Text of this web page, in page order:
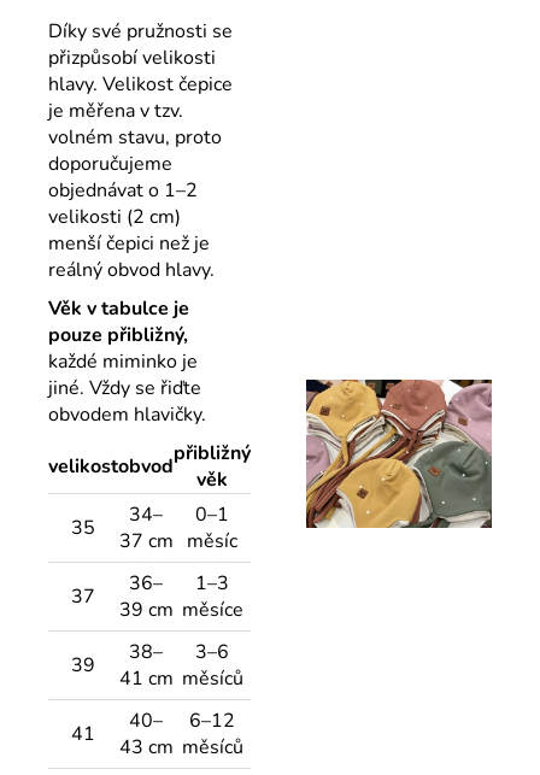
Díky své pružnosti se
přizpůsobí velikosti
hlavy. Velikost čepice
je měřena v tzv.
volném stavu, proto
doporučujeme
objednávat o 1–2
velikosti (2 cm)
menší čepici než je
reálný obvod hlavy.
Věk v tabulce je
pouze přibližný,
každé miminko je
jiné. Vždy se řiďte
obvodem hlavičky.
velikostobvodpřibližný
věk
35
34–
37 cm
0–1
měsíc
37
36–
39 cm
1–3
měsíce
39
38–
41 cm
3–6
měsíců
41
40–
43 cm
6–12
měsíců